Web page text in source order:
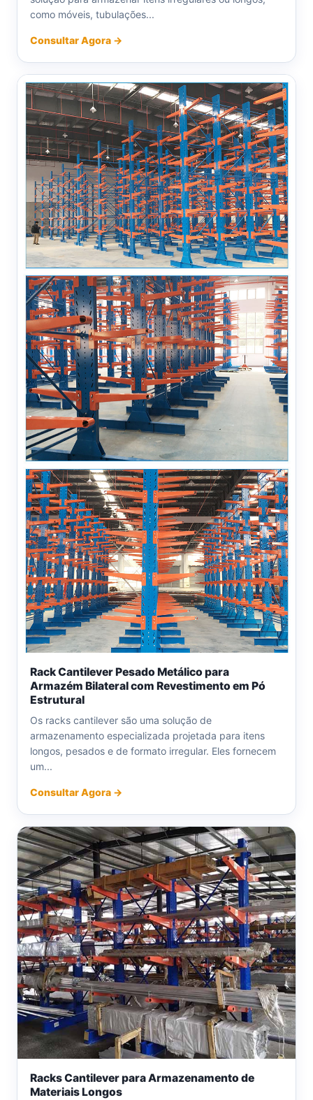
como móveis, tubulações...
Consultar Agora →
Rack Cantilever Pesado Metálico para
Armazém Bilateral com Revestimento em Pó
Estrutural
Os racks cantilever são uma solução de
armazenamento especializada projetada para itens
longos, pesados e de formato irregular. Eles fornecem
um...
Consultar Agora →
Racks Cantilever para Armazenamento de
Materiais Longos